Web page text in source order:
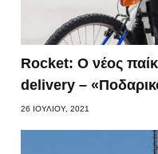
Rocket: Ο νέος
delivery –
26 ΙΟΥΛΊΟΥ, 2021